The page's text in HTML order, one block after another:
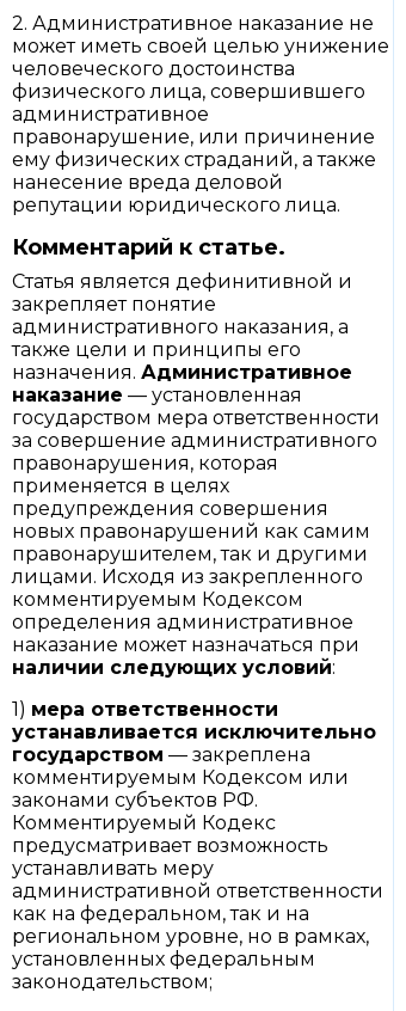
2. Административное наказание не
может иметь своей целью унижение
человеческого достоинства
физического лица, совершившего
административное
правонарушение, или причинение
ему физических страданий, а также
нанесение вреда деловой
репутации юридического лица.
Комментарий к статье.
Статья является дефинитивной и
закрепляет понятие
административного наказания, а
также цели и принципы его
назначения. Административное
наказание — установленная
государством мера ответственности
за совершение административного
правонарушения, которая
применяется в целях
предупреждения совершения
новых правонарушений как самим
правонарушителем, так и другими
лицами. Исходя из закрепленного
комментируемым Кодексом
определения административное
наказание может назначаться при
наличии следующих условий:
1) мера ответственности
устанавливается исключительно
государством — закреплена
комментируемым Кодексом или
законами субъектов РФ.
Комментируемый Кодекс
предусматривает возможность
устанавливать меру
административной ответственности
как на федеральном, так и на
региональном уровне, но в рамках,
установленных федеральным
законодательством;